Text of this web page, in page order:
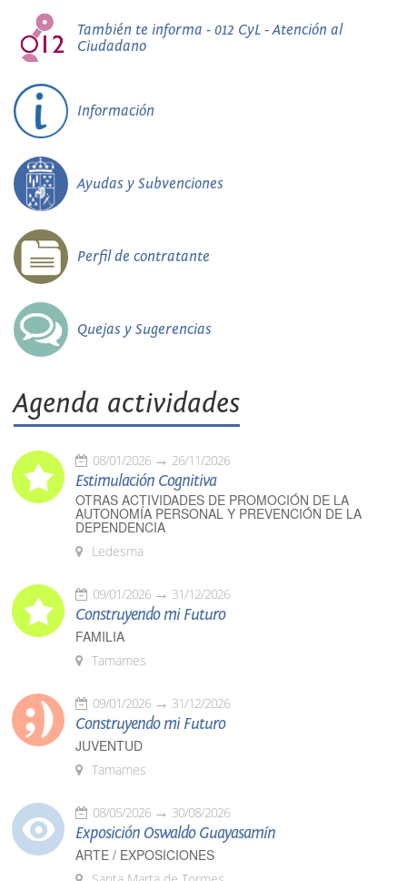
También te informa - 012 CyL - Atención al
Ciudadano
Información
Ayudas y Subvenciones
Perfil de contratante
Quejas y Sugerencias
Agenda actividades
08/01/2026 26/11/2026
Estimulación Cognitiva
OTRAS ACTIVIDADES DE PROMOCIÓN DE LA
AUTONOMÍA PERSONAL Y PREVENCIÓN DE LA
DEPENDENCIA
Ledesma
09/01/2026 31/12/2026
Construyendo mi Futuro
FAMILIA
Tamames
09/01/2026 31/12/2026
Construyendo mi Futuro
JUVENTUD
Tamames
08/05/2026 30/08/2026
Exposición Oswaldo Guayasamín
ARTE / EXPOSICIONES